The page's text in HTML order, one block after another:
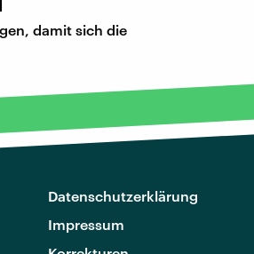
damit sich die
Datenschutzerklärung
Impressum